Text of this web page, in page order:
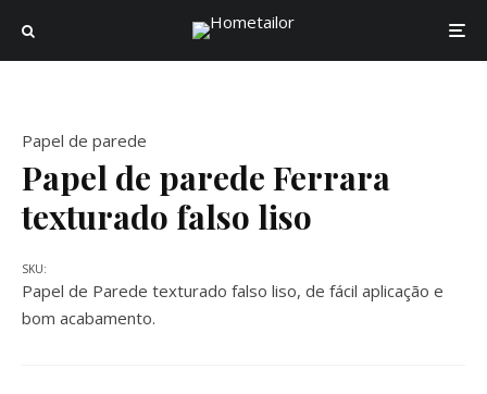
Papel de parede
Papel de parede Ferrara
texturado falso liso
Papel de Parede texturado falso liso, de fácil aplicação e
bom acabamento.
SKU: